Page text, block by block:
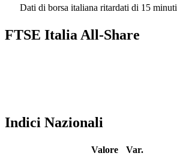
Dati di borsa italiana ritardati di 15 minuti
FTSE Italia All-Share
Indici Nazionali
Valore
Var.